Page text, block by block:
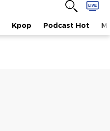
Kpop Podcast Hot